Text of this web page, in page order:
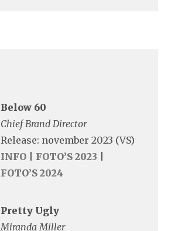
Below 60
Chief Brand Director
Release: november 2023 (VS)
INFO
FOTO’S 2023
FOTO’S 2024
Pretty Ugly
Miranda Miller